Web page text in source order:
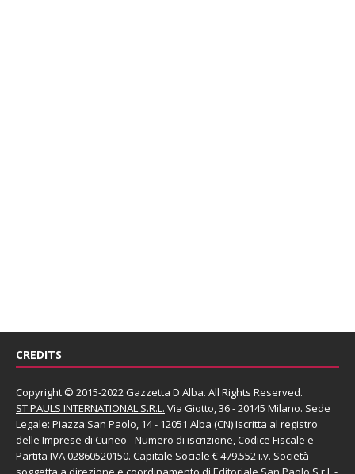
CREDITS
Copyright © 2015-2022 Gazzetta D'Alba. All Rights Reserved.
ST PAULS INTERNATIONAL S.R.L. Via Giotto, 36 - 20145 Milano. Sede
Legale: Piazza San Paolo, 14 - 12051 Alba (CN) Iscritta al registro
delle Imprese di Cuneo - Numero di iscrizione, Codice Fiscale e
Partita IVA 02860520150. Capitale Sociale € 479.552 i.v. Società